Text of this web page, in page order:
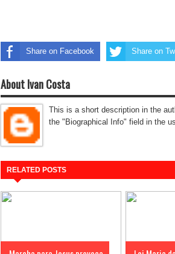
Share on Facebook Share on
About Ivan Costa
This is a short description in the
the "Biographical Info" field in the
RELATED POSTS